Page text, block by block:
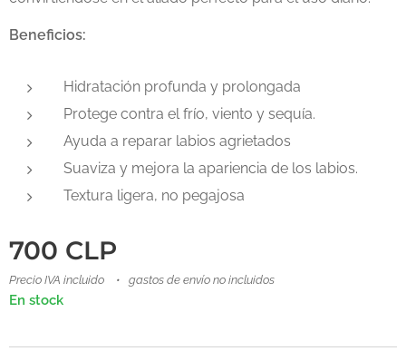
Beneficios:
Hidratación profunda y prolongada
Protege contra el frío, viento y sequía.
Ayuda a reparar labios agrietados
Suaviza y mejora la apariencia de los labios.
Textura ligera, no pegajosa
700 CLP
Precio IVA incluido gastos de envío no incluidos
En stock